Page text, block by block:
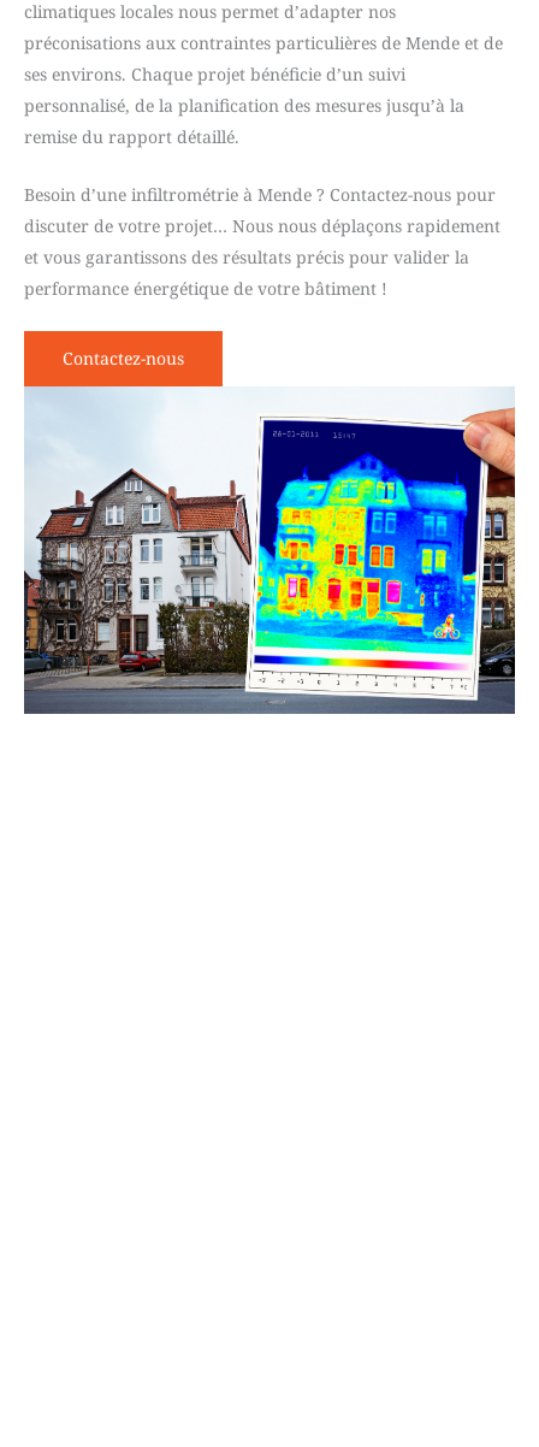
climatiques locales nous permet d’adapter nos
préconisations aux contraintes particulières de Mende et de
ses environs. Chaque projet bénéficie d’un suivi
personnalisé, de la planification des mesures jusqu’à la
remise du rapport détaillé.
Besoin d’une infiltrométrie à Mende ? Contactez-nous pour
discuter de votre projet… Nous nous déplaçons rapidement
et vous garantissons des résultats précis pour valider la
performance énergétique de votre bâtiment !
Contactez-nous